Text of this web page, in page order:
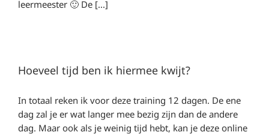
leermeester 🙂 De [...]
Hoeveel tijd ben ik hiermee kwijt?
In totaal reken ik voor deze training 12 dagen. De ene
dag zal je er wat langer mee bezig zijn dan de andere
dag. Maar ook als je weinig tijd hebt, kan je deze online